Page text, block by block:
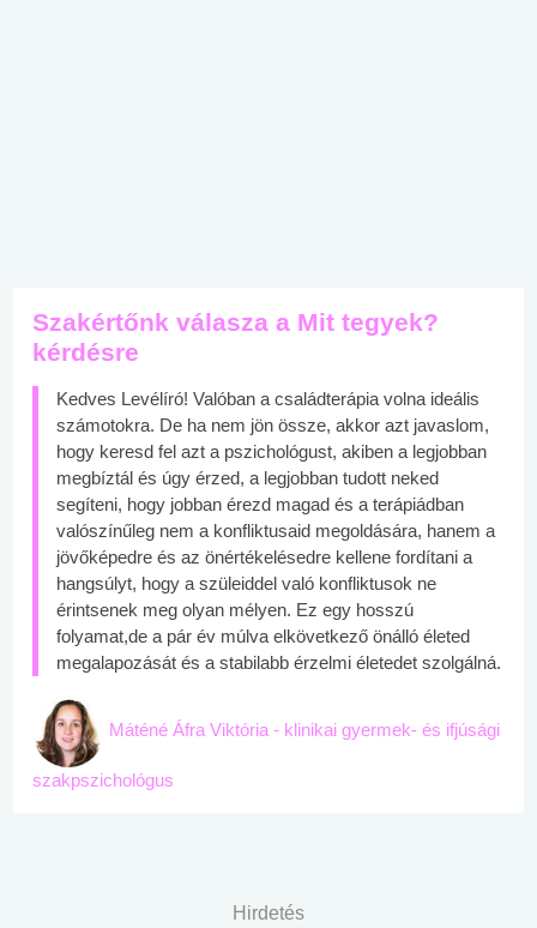
Szakértőnk válasza a Mit tegyek?
kérdésre
Kedves Levélíró! Valóban a családterápia volna ideális
számotokra. De ha nem jön össze, akkor azt javaslom,
hogy keresd fel azt a pszichológust, akiben a legjobban
megbíztál és úgy érzed, a legjobban tudott neked
segíteni, hogy jobban érezd magad és a terápiádban
valószínűleg nem a konfliktusaid megoldására, hanem a
jövőképedre és az önértékelésedre kellene fordítani a
hangsúlyt, hogy a szüleiddel való konfliktusok ne
érintsenek meg olyan mélyen. Ez egy hosszú
folyamat,de a pár év múlva elkövetkező önálló életed
megalapozását és a stabilabb érzelmi életedet szolgálná.
Máténé Áfra Viktória - klinikai gyermek- és ifjúsági
szakpszichológus
Hirdetés